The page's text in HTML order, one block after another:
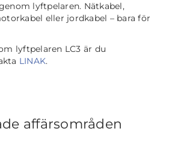
lyftpelaren. Nätkabel,
eller jordkabel – bara för
lyftpelaren LC3 är du
LINAK.
affärsområden